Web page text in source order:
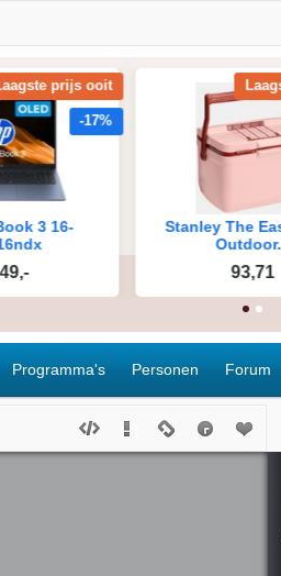
Programma's Personen Forum